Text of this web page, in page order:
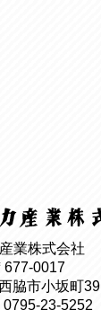
業株式会社
677-0017
脇市小坂町39
23-5252